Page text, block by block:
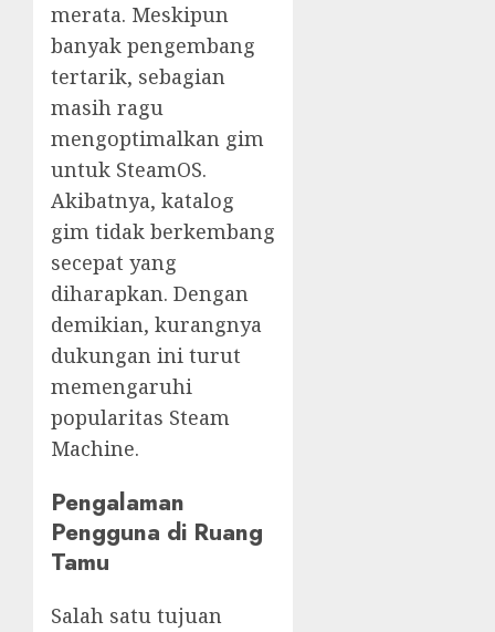
merata. Meskipun
banyak pengembang
tertarik, sebagian
masih ragu
mengoptimalkan gim
untuk SteamOS.
Akibatnya, katalog
gim tidak berkembang
secepat yang
diharapkan. Dengan
demikian, kurangnya
dukungan ini turut
memengaruhi
popularitas Steam
Machine.
Pengalaman
Pengguna di Ruang
Tamu
Salah satu tujuan